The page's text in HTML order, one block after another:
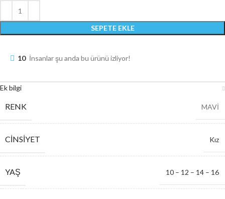
SEPETE EKLE
10 İnsanlar şu anda bu ürünü izliyor!
Ek bilgi
RENK MAVİ
CINSIYET Kız
YAŞ 10 – 12 – 14 – 16